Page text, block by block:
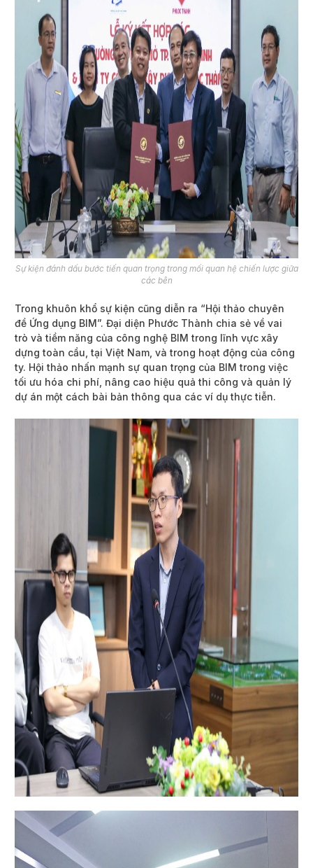
Sự kiện đánh dấu bước tiến quan trọng trong mối quan hệ chiến lược giữa
các bên
Trong khuôn khổ sự kiện cũng diễn ra “Hội thảo chuyên
đề Ứng dụng BIM”. Đại diện Phước Thành chia sẻ về vai
trò và tiềm năng của công nghệ BIM trong lĩnh vực xây
dựng toàn cầu, tại Việt Nam, và trong hoạt động của công
ty. Hội thảo nhấn mạnh sự quan trọng của BIM trong việc
tối ưu hóa chi phí, nâng cao hiệu quả thi công và quản lý
dự án một cách bài bản thông qua các ví dụ thực tiễn.